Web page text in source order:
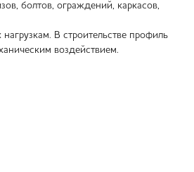
болтов, ограждений, каркасов,
В строительстве профиль
воздействием.